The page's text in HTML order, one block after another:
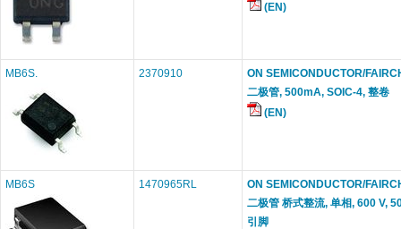
(EN)
MB6S. 2370910
ON SEMICONDUCTOR/
二极管, 500mA, SOIC-4, 整卷
(EN)
MB6S 1470965RL
ON SEMICONDUCTOR/
二极管 桥式整流, 单相, 600 V,
引脚